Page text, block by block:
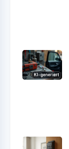
KI-generiert